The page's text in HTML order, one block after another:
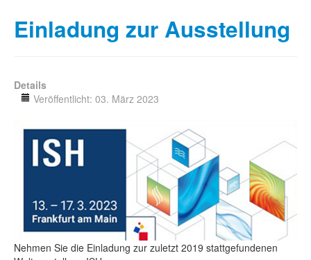
Einladung zur Ausstellung
Details
Veröffentlicht: 03. März 2023
Nehmen Sie die Einladung zur zuletzt 2019 stattgefundenen